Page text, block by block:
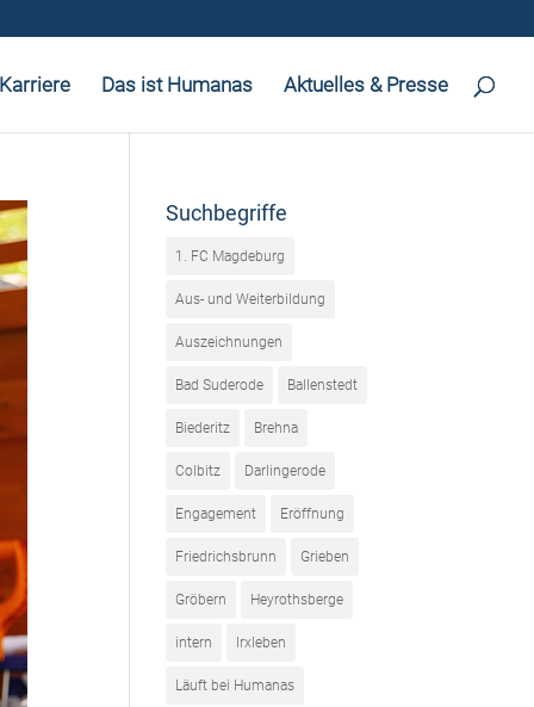
Das ist Humanas Aktuelles & Presse
Suchbegriffe
1. FC Magdeburg
Aus- und Weiterbildung
Auszeichnungen
Bad Suderode Ballenstedt
Biederitz Brehna
Colbitz Darlingerode
Engagement Eröffnung
Friedrichsbrunn Grieben
Gröbern Heyrothsberge
intern Irxleben
Läuft bei Humanas